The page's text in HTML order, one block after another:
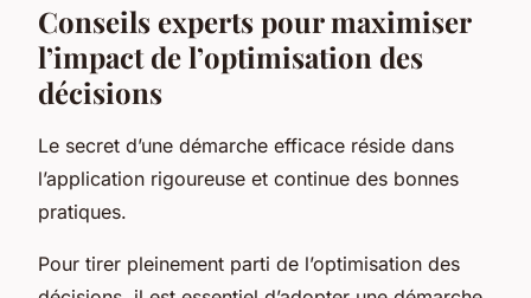
Conseils experts pour maximiser
l’impact de l’optimisation des
décisions
Le secret d’une démarche efficace réside dans
l’application rigoureuse et continue des bonnes
pratiques.
Pour tirer pleinement parti de l’optimisation des